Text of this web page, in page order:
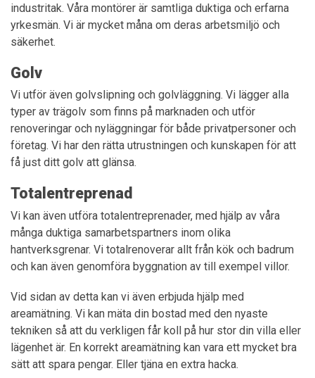
industritak. Våra montörer är samtliga duktiga och erfarna
yrkesmän. Vi är mycket måna om deras arbetsmiljö och
säkerhet.
Golv
Vi utför även golvslipning och golvläggning. Vi lägger alla
typer av trägolv som finns på marknaden och utför
renoveringar och nyläggningar för både privatpersoner och
företag. Vi har den rätta utrustningen och kunskapen för att
få just ditt golv att glänsa.
Totalentreprenad
Vi kan även utföra totalentreprenader, med hjälp av våra
många duktiga samarbetspartners inom olika
hantverksgrenar. Vi totalrenoverar allt från kök och badrum
och kan även genomföra byggnation av till exempel villor.
Vid sidan av detta kan vi även erbjuda hjälp med
areamätning. Vi kan mäta din bostad med den nyaste
tekniken så att du verkligen får koll på hur stor din villa eller
lägenhet är. En korrekt areamätning kan vara ett mycket bra
sätt att spara pengar. Eller tjäna en extra hacka.